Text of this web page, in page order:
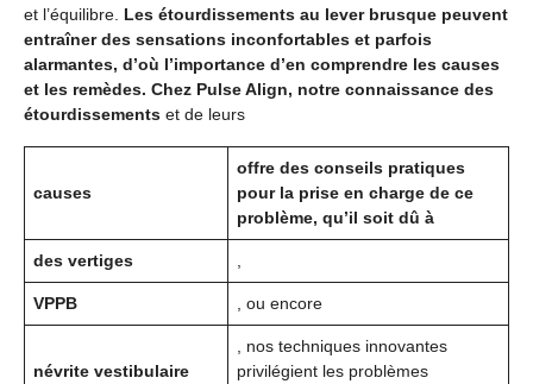
et l’équilibre. Les étourdissements au lever brusque peuvent
entraîner des sensations inconfortables et parfois
alarmantes, d’où l’importance d’en comprendre les causes
et les remèdes. Chez Pulse Align, notre connaissance des
étourdissements et de leurs
causes
offre des conseils pratiques
pour la prise en charge de ce
problème, qu’il soit dû à
des vertiges
VPPB , ou encore
névrite vestibulaire
, nos techniques innovantes
privilégient les problèmes